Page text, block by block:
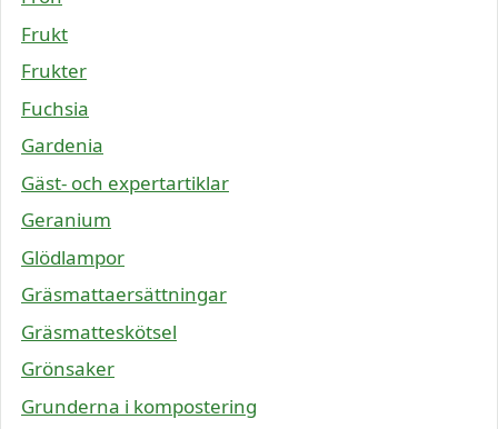
Frukt
Frukter
Fuchsia
Gardenia
Gäst- och expertartiklar
Geranium
Glödlampor
Gräsmattaersättningar
Gräsmatteskötsel
Grönsaker
Grunderna i kompostering